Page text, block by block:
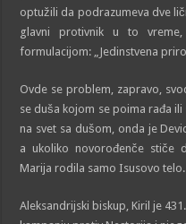
optužili da podrazumeva dve
glavni protivnik u to
formulacijom: „Jedinstvena
Ovde se problem, zapravo,
se duša kojom se poima rađa
na svet sa dušom, onda je
a ukoliko novorođenče stiče
Marija rodila samo Isusovo telo.
Aleksandrijski biskup, Kiril je